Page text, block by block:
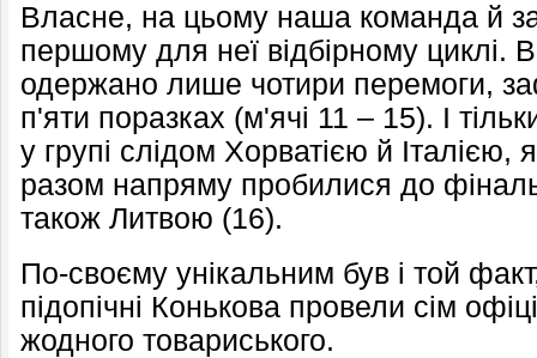
Власне, на цьому наша команда й
першому для неї відбірному циклі.
одержано лише чотири перемоги,
п'яти поразках (м'ячі 11 – 15). І
у групі слідом Хорватією й Італією,
разом напряму пробилися до
також Литвою (16).
По-своєму унікальним був і той
підопічні Конькова провели сім
жодного товариського.